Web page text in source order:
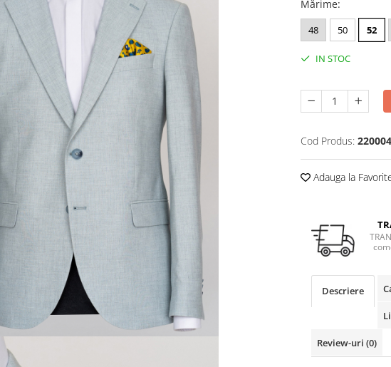
Mărime:
48 50 52
IN STOC
Cod Produs:
Adauga la
Descriere
Review-uri (0)